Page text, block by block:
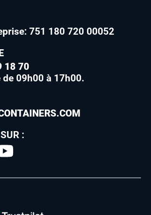
751 180 720 00052
18 70
de 09h00 à 17h00.
: